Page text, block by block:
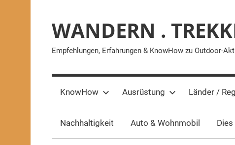
WANDERN .
Empfehlungen, Erfahrungen & KnowHow zu Outdoor-
KnowHow Ausrüstung Länder /
Nachhaltigkeit Auto & Wohnmobil